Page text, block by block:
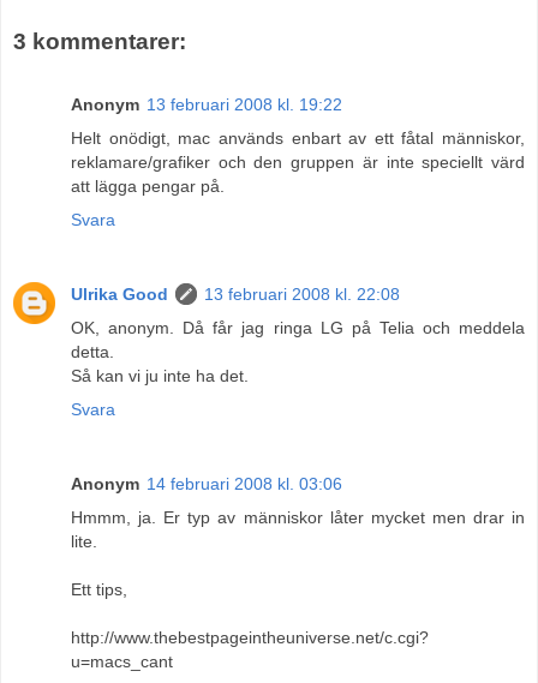
3 kommentarer:
Anonym 13 februari 2008 kl. 19:22
Helt onödigt, mac används enbart av ett fåtal människor,
reklamare/grafiker och den gruppen är inte speciellt värd
att lägga pengar på.
Svara
Ulrika Good
13 februari 2008 kl. 22:08
OK, anonym. Då får jag ringa LG på Telia och meddela
detta.
Så kan vi ju inte ha det.
Svara
Anonym 14 februari 2008 kl. 03:06
Hmmm, ja. Er typ av människor låter mycket men drar in
lite.
Ett tips,
http://www.thebestpageintheuniverse.net/c.cgi?
u=macs_cant